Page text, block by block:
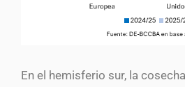
En el hemisferio sur, la